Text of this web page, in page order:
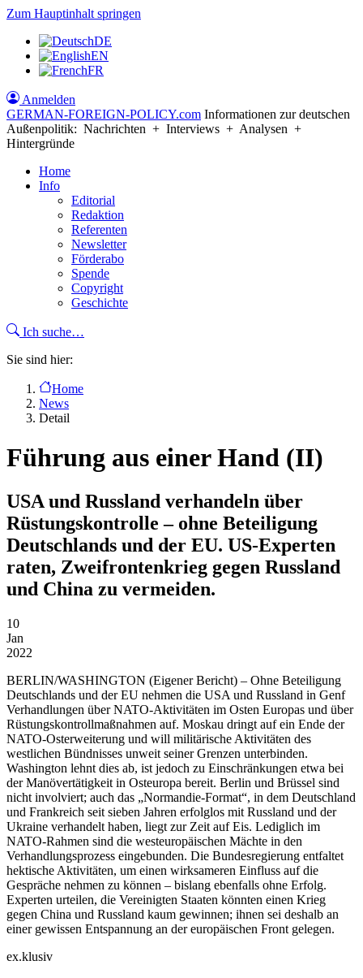
Zum Hauptinhalt springen
DE
EN
FR
Anmelden
GERMAN-FOREIGN-POLICY.com Informationen zur deutschen
Außenpolitik: Nachrichten + Interviews + Analysen +
Hintergründe
Home
Info
Editorial
Redaktion
Referenten
Newsletter
Förderabo
Spende
Copyright
Geschichte
Ich suche…
Sie sind hier:
Home
News
Detail
Führung aus einer Hand (II)
USA und Russland verhandeln über
Rüstungskontrolle – ohne Beteiligung
Deutschlands und der EU. US-Experten
raten, Zweifrontenkrieg gegen Russland
und China zu vermeiden.
10
Jan
2022
BERLIN/WASHINGTON (Eigener Bericht) – Ohne Beteiligung
Deutschlands und der EU nehmen die USA und Russland in Genf
Verhandlungen über NATO-Aktivitäten im Osten Europas und über
Rüstungskontrollmaßnahmen auf. Moskau dringt auf ein Ende der
NATO-Osterweiterung und will militärische Aktivitäten des
westlichen Bündnisses unweit seiner Grenzen unterbinden.
Washington lehnt dies ab, ist jedoch zu Einschränkungen etwa bei
der Manövertätigkeit in Osteuropa bereit. Berlin und Brüssel sind
nicht involviert; auch das „Normandie-Format“, in dem Deutschland
und Frankreich seit sieben Jahren erfolglos mit Russland und der
Ukraine verhandelt haben, liegt zur Zeit auf Eis. Lediglich im
NATO-Rahmen sind die westeuropäischen Mächte in den
Verhandlungsprozess eingebunden. Die Bundesregierung entfaltet
hektische Aktivitäten, um einen wirksameren Einfluss auf die
Gespräche nehmen zu können – bislang ebenfalls ohne Erfolg.
Experten urteilen, die Vereinigten Staaten könnten einen Krieg
gegen China und Russland kaum gewinnen; ihnen sei deshalb an
einer gewissen Entspannung an der europäischen Front gelegen.
ex.klusiv